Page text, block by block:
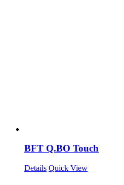
BFT Q.BO Touch
Details Quick View